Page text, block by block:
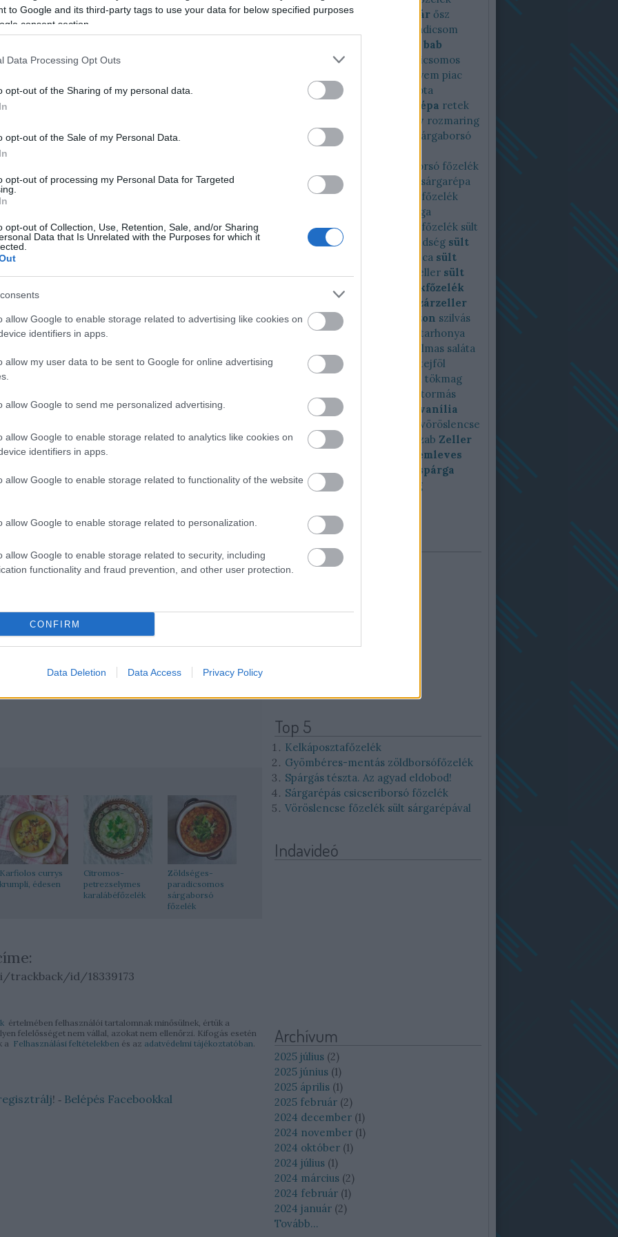
to Google and its third-party tags to use your data for below specified purposes
consent section.
Data Processing Opt Outs
opt-out of the Sharing of my personal data.
opt-out of the Sale of my Personal Data.
opt-out of processing my Personal Data for Targeted
opt-out of Collection, Use, Retention, Sale, and/or Sharing
Data that Is Unrelated with the Purposes for which it
allow Google to enable storage related to advertising like cookies on
identifiers in apps.
allow my user data to be sent to Google for online advertising
allow Google to send me personalized advertising.
allow Google to enable storage related to analytics like cookies on
identifiers in apps.
allow Google to enable storage related to functionality of the website
allow Google to enable storage related to personalization.
allow Google to enable storage related to security, including
functionality and fraud prevention, and other user protection.
CONFIRM
Data Deletion Data Access Privacy Policy
hangulatot, amit még a nyáron
pedig csak a hab a tortán! Pofátlanul
felezve, negyedeve)
karikázva
vízben, sózzuk. Ez kb. 15-20 perc. Szűrjük le,
a krumpli főzéséhez.
az olajon 4-5 perc alatt pirítsuk meg a
Ezzel is keverjük át, majd
fel a folyadékkal (amennyi éppen ellepi),
majd lefedve kb. 20 perc alatt főzzük
vegyünk ki pürésítük össze,
együtt. A tejszínt keverjük ki a
majd habarjuk be vele a főzeléket. Sózzuk,
És kész! :) Isteni lesz! Ja, pár csepp
Karfiolos currys
krumpli, édesen
Citromos-
petrezselymes
karalábéfőzelék
Zöldséges-
paradicsomos
sárgaborsó
főzelék
id/18339173
értelmében felhasználói tartalomnak minősülnek, értük a
felelősséget nem vállal, azokat nem ellenőrzi. Kifogás esetén
a Felhasználási feltételekben és az adatvédelmi tájékoztatóban
! ‐ Belépés Facebookkal
nemfőzelék noltv nyár ősz
paradicsom
paradicsomos bab
paradicsomos káposzta
paradicsomos
petrezselyem piac
pirított
pirított zöldség
piskóta
répa retek
római kömény rozmaring
sajtkrém
saláta
Sárgaborsó
sárgaborsófőzelék
sárgaborsó főzelék
sárgarépa
sárgarépafőzelék
sárgarépa
főzelék sárgrépa
sóskafőzelék
spárga
spárgafőzelék
spenótfőzelék sült
sültkarfiol sültpaprika sültzöldség sült
sült kukorica sült
sült zeller sült
sütés
sütőtökfőzelék
sütőtökkrémleves
szárzeller
szatmáriferi
szezámmag szezon szilvás
szilvás lepény
tarhonya
tartalmas saláta
tavaszfőzelék
tejföl
tökmag
tormás
Vajbab
vajbab
vanília
vöröslencse
vöröslencse főzelék
zab Zeller
zellerkrémleves
zöldborsó zöldségleves
zöld spárga
zsálya zsenge
zsírharang
Naptár
augusztus 2026
3
4 5 6 7
Top 5
Kelkáposztafőzelék
Gyömbéres-mentás zöldborsófőzelék
Spárgás tészta. Az agyad eldobod!
Sárgarépás csicseriborsó főzelék
Vöröslencse főzelék sült sárgarépával
Indavideó
Archívum
2025 július (2)
2025 június (1)
2025 április (1)
2025 február (2)
2024 december (1)
2024 november (1)
2024 október (1)
2024 július (1)
2024 március (2)
2024 február (1)
2024 január (2)
Tovább...